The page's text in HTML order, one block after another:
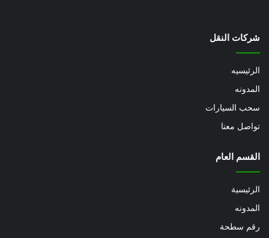
شركات النقل
الرئيسيه
المدونه
سحب السيارات
تواصل معنا
القسم العام
الرئيسية
المدونه
رقم سطحة